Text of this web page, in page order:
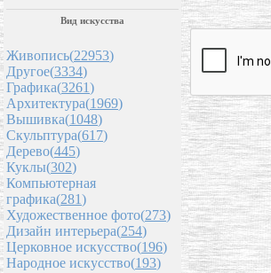
Вид искусства
Живопись(22953)
Другое(3334)
Графика(3261)
Архитектура(1969)
Вышивка(1048)
Скульптура(617)
Дерево(445)
Куклы(302)
Компьютерная
графика(281)
Художественное фото(273)
Дизайн интерьера(254)
Церковное искусство(196)
Народное искусство(193)